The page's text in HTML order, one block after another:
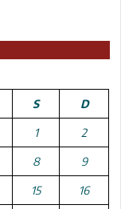
S D
1 2
8 9
15 16